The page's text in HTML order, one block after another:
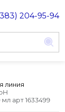
204-95-94
линия
арт 1633499